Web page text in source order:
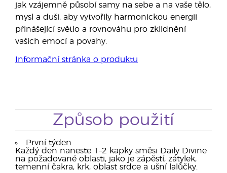
jak vzájemně působí samy na sebe a na vaše tělo,
mysl a duši, aby vytvořily harmonickou energii
přinášející světlo a rovnováhu pro zklidnění
vašich emocí a povahy.
Informační stránka o produktu
Způsob použití
První týden
Každý den naneste 1–2 kapky směsi Daily Divine
na požadované oblasti, jako je zápěstí, zátylek,
temenní čakra, krk, oblast srdce a ušní lalůčky.